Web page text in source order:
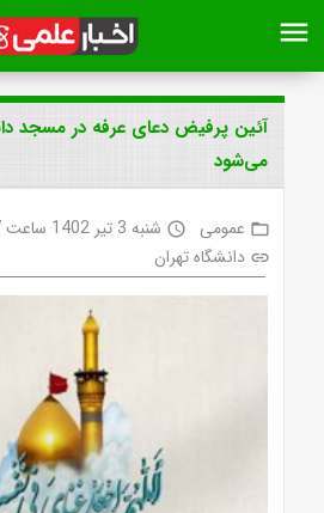
menu
آئین پرفیض دعای عرفه در مسجد
می‌شود
folder_open عمومی access_time شنبه 3 تیر 1402 ساعت 7:17
link دانشگاه تهران